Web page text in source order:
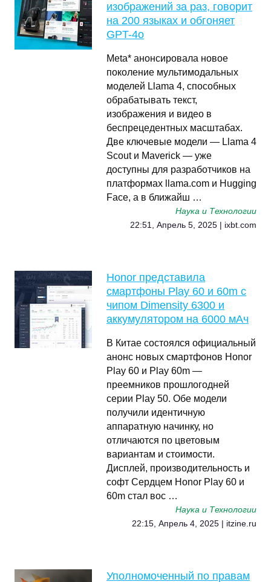
изображений за раз, говорит
на 200 языках и обгоняет
GPT-4o
Meta* анонсировала новое
поколение мультимодальных
моделей Llama 4, способных
обрабатывать текст,
изображения и видео в
беспрецедентных масштабах.
Две ключевые модели — Llama 4
Scout и Maverick — уже
доступны для разработчиков на
платформах llama.com и Hugging
Face, а в ближайш …
Наука и Технологии
22:51, Апрель 5, 2025 | ixbt.com
Honor представила
смартфоны Play 60 и 60m с
чипом Dimensity 6300 и
аккумулятором на 6000 мАч
В Китае состоялся официальный
анонс новых смартфонов Honor
Play 60 и Play 60m —
преемников прошлогодней
серии Play 50. Обе модели
получили идентичную
аппаратную начинку, но
отличаются по цветовым
вариантам и стоимости.
Дисплей, производительность и
софт Сердцем Honor Play 60 и
60m стал вос …
Наука и Технологии
22:15, Апрель 4, 2025 | itzine.ru
Уполномоченный по правам